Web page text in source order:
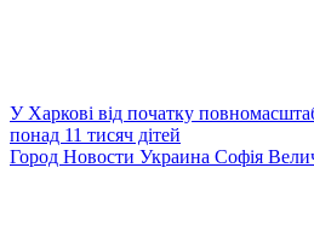
У Харкові від початку
понад 11 тисяч дітей
Город Новости Украина Софія